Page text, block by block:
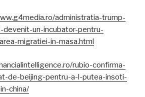
administratia-trump-
devenit-un-incubator-pentru-
migratiei-in-masa.html
rubio-confirma-
de-beijing-pentru-a-l-putea-insoti-
china/